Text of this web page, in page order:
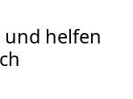
helfen